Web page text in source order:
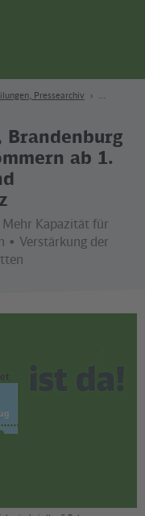
Pressearchiv
Brandenburg
ab 1.
Kapazität für
• Verstärkung der